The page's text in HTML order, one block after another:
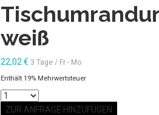
weiß
22,02 € 3 Tage / Fr - Mo
Enthält 19% Mehrwertsteuer
Anzahl
ZUR ANFRAGE HINZUFÜGEN